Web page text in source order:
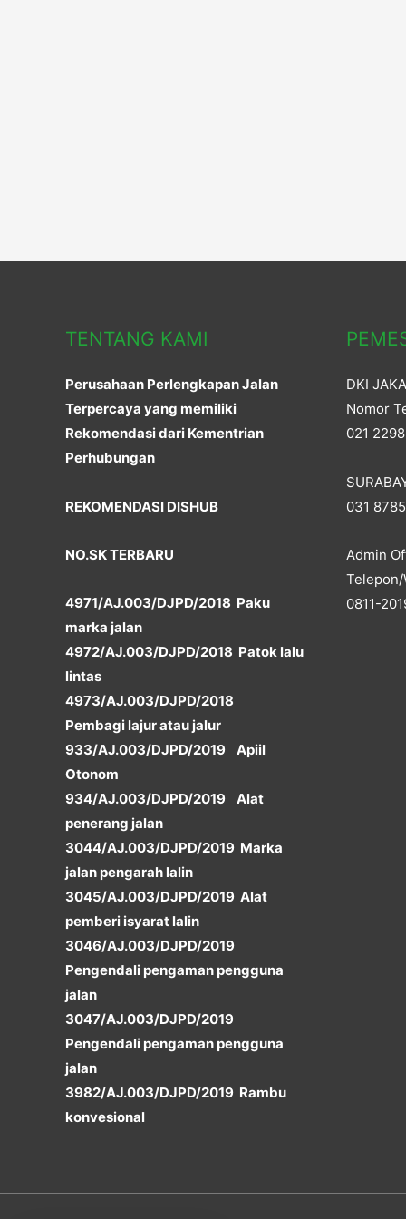
TENTANG KAMI
Perusahaan Perlengkapan Jalan
Terpercaya yang memiliki
Rekomendasi dari Kementrian
Perhubungan
REKOMENDASI DISHUB
NO.SK TERBARU
4971/AJ.003/DJPD/2018 Paku
marka jalan
4972/AJ.003/DJPD/2018 Patok lalu
lintas
4973/AJ.003/DJPD/2018
Pembagi lajur atau jalur
933/AJ.003/DJPD/2019 Apiil
Otonom
934/AJ.003/DJPD/2019 Alat
penerang jalan
3044/AJ.003/DJPD/2019 Marka
jalan pengarah lalin
3045/AJ.003/DJPD/2019 Alat
pemberi isyarat lalin
3046/AJ.003/DJPD/2019
Pengendali pengaman pengguna
jalan
3047/AJ.003/DJPD/2019
Pengendali pengaman pengguna
jalan
3982/AJ.003/DJPD/2019 Rambu
konvesional
DKI
Nomor
021
031
Admin
Telepon/
0811-